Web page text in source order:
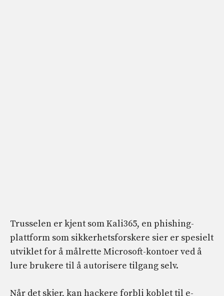
Trusselen er kjent som Kali365, en phishing-
plattform som sikkerhetsforskere sier er spesielt
utviklet for å målrette Microsoft-kontoer ved å
lure brukere til å autorisere tilgang selv.
Når det skjer, kan hackere forbli koblet til e-